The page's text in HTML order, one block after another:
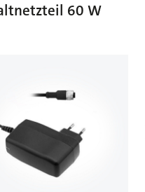
60 W